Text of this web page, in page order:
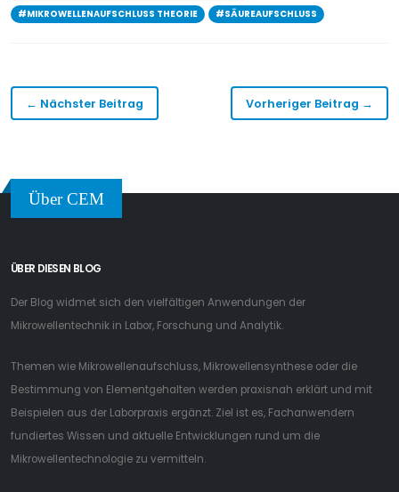
#MIKROWELLENAUFSCHLUSS THEORIE
#SÄUREAUFSCHLUSS
← Nächster Beitrag Vorheriger Beitrag →
Über CEM
ÜBER DIESEN BLOG
Der Blog widmet sich den vielfältigen Anwendungen der
Mikrowellentechnik in Labor, Forschung und Analytik.
Themen wie Mikrowellenaufschluss, Mikrowellensynthese oder die
Bestimmung von Elementgehalten werden praxisnah erklärt und mit
Beispielen aus der Laborpraxis ergänzt. Ziel ist es, Fachanwendern
fundiertes Wissen und aktuelle Entwicklungen rund um die
Mikrowellentechnologie zu vermitteln.